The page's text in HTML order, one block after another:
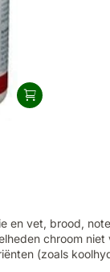
en vet, brood,
chroom
(zoals